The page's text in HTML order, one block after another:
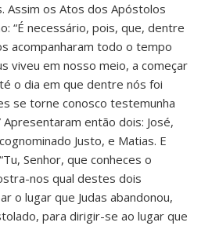
Assim os Atos dos Apóstolos
“É necessário, pois, que, dentre
acompanharam todo o tempo
viveu em nosso meio, a começar
o dia em que dentre nós foi
se torne conosco testemunha
Apresentaram então dois: José,
Justo, e Matias. E
Senhor, que conheces o
nos qual destes dois
o lugar que Judas abandonou,
para dirigir-se ao lugar que